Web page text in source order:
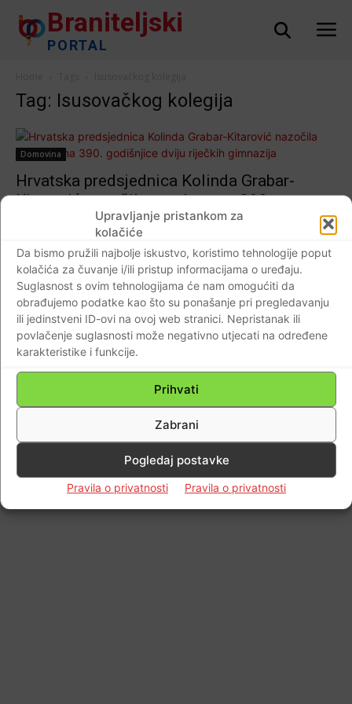
Upravljanje pristankom za
kolačiće
Da bismo pružili najbolje iskustvo, koristimo tehnologije poput
kolačića za čuvanje i/ili pristup informacijama o uređaju.
Suglasnost s ovim tehnologijama će nam omogućiti da
obrađujemo podatke kao što su ponašanje pri pregledavanju
ili jedinstveni ID-ovi na ovoj web stranici. Nepristanak ili
povlačenje suglasnosti može negativno utjecati na određene
karakteristike i funkcije.
Prihvati
Zabrani
Pogledaj postavke
Pravila o privatnosti Pravila o privatnosti
Braniteljski
PORTAL
Tag: Isusovačkog kolegija
Domovina
Hrvatska predsjednica Kolinda Grabar-
Kitarović nazočila proslavama 390.
godišnjice dviju riječkih gimnazija
Impressum Kontaktirajte nas Pravila o privatnosti
© Newspaper WordPress Theme by TagDiv